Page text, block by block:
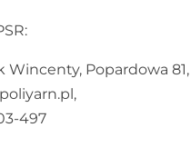
Wincenty, Popardowa 81,
497